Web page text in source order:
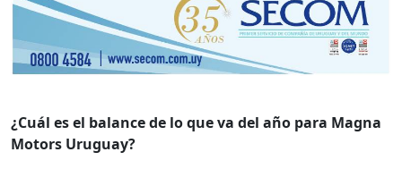
¿Cuál es el balance de lo que va del año para Magna
Motors Uruguay?